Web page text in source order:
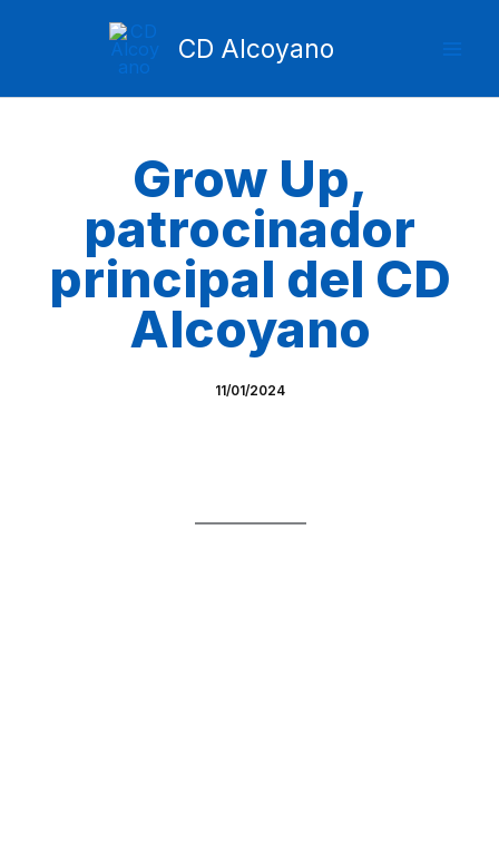
CD Alcoyano
Grow Up,
patrocinador
principal del CD
Alcoyano
11/01/2024